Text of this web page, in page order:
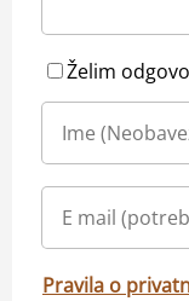
Želim
Pravila o